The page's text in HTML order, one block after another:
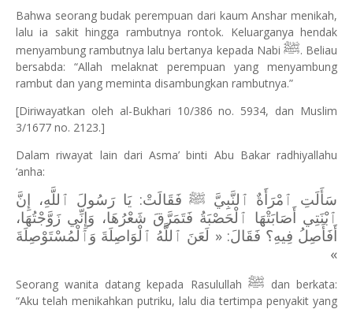
Bahwa seorang budak perempuan dari kaum Anshar menikah,
lalu ia sakit hingga rambutnya rontok. Keluarganya hendak
menyambung rambutnya lalu bertanya kepada Nabi ﷺ. Beliau
bersabda: “Allah melaknat perempuan yang menyambung
rambut dan yang meminta disambungkan rambutnya.”
[Diriwayatkan oleh al-Bukhari 10/386 no. 5934, dan Muslim
3/1677 no. 2123.]
Dalam riwayat lain dari Asma’ binti Abu Bakar radhiyallahu
‘anha:
سَأَلَتِ ٱمْرَأَةٌ ٱلنَّبِيَّ ﷺ فَقَالَتْ: يَا رَسُولَ ٱللَّهِ، إِنَّ
ٱبْنَتِي أَصَابَتْهَا ٱلْحَصْبَةُ فَتَمَرَّقَ شَعْرُهَا، وَإِنِّي زَوَّجْتُهَا،
أَفَأَصِلُ فِيهِ؟ فَقَالَ: « لَعَنَ ٱللَّهُ ٱلْوَاصِلَةَ وَٱلْمُسْتَوْصِلَةَ
»
Seorang wanita datang kepada Rasulullah ﷺ dan berkata:
“Aku telah menikahkan putriku, lalu dia tertimpa penyakit yang